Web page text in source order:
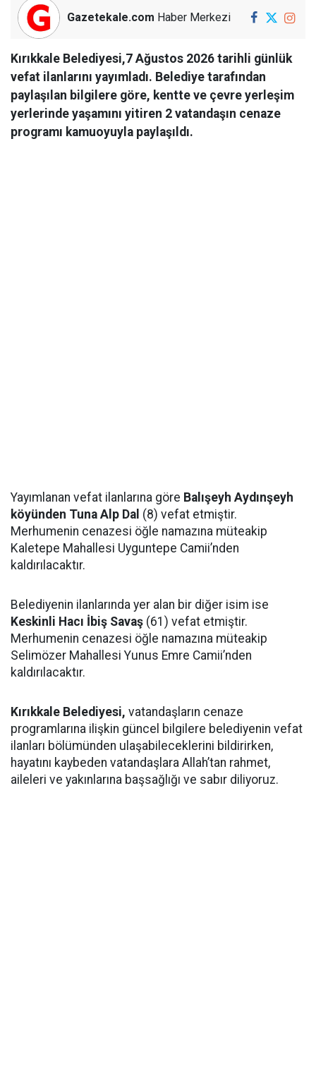
Gazetekale.com Haber Merkezi
Kırıkkale Belediyesi,7 Ağustos 2026 tarihli günlük
vefat ilanlarını yayımladı. Belediye tarafından
paylaşılan bilgilere göre, kentte ve çevre yerleşim
yerlerinde yaşamını yitiren 2 vatandaşın cenaze
programı kamuoyuyla paylaşıldı.
Yayımlanan vefat ilanlarına göre Balışeyh Aydınşeyh
köyünden Tuna Alp Dal (8) vefat etmiştir.
Merhumenin cenazesi öğle namazına müteakip
Kaletepe Mahallesi Uyguntepe Camii’nden
kaldırılacaktır.
Belediyenin ilanlarında yer alan bir diğer isim ise
Keskinli Hacı İbiş Savaş (61) vefat etmiştir.
Merhumenin cenazesi öğle namazına müteakip
Selimözer Mahallesi Yunus Emre Camii’nden
kaldırılacaktır.
Kırıkkale Belediyesi, vatandaşların cenaze
programlarına ilişkin güncel bilgilere belediyenin vefat
ilanları bölümünden ulaşabileceklerini bildirirken,
hayatını kaybeden vatandaşlara Allah’tan rahmet,
aileleri ve yakınlarına başsağlığı ve sabır diliyoruz.